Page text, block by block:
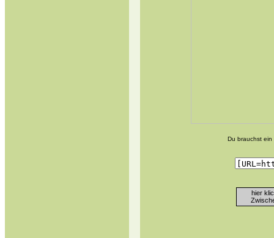
Du brauchst ein
hier